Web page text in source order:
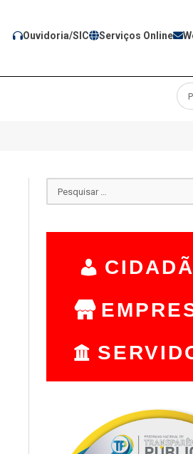
Ouvidoria/SIC Serviços Online